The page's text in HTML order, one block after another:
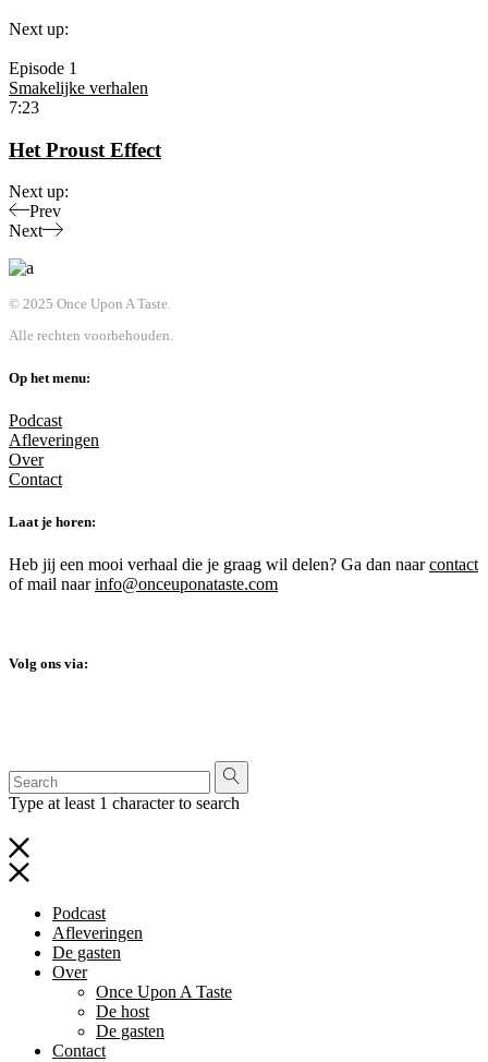
Next up:
Episode 1
Smakelijke verhalen
7:23
Het Proust Effect
Next up:
Prev
Next
© 2025 Once Upon A Taste.
Alle rechten voorbehouden.
Op het menu:
Podcast
Afleveringen
Over
Contact
Laat je horen:
Heb jij een mooi verhaal die je graag wil delen? Ga dan naarcontact
of mail naarinfo@onceuponataste.com
Volg ons via:
Type at least 1 character to search
Podcast
Afleveringen
De gasten
Over
Once Upon A Taste
De host
De gasten
Contact